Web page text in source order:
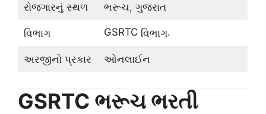
રોજગારનું સ્થળ ભરૂચ, ગુજરાત
વિભાગ GSRTCવિભાગ.
અરજીનો પ્રકાર ઓનલાઈન
GSRTC ભરૂચ ભરતી